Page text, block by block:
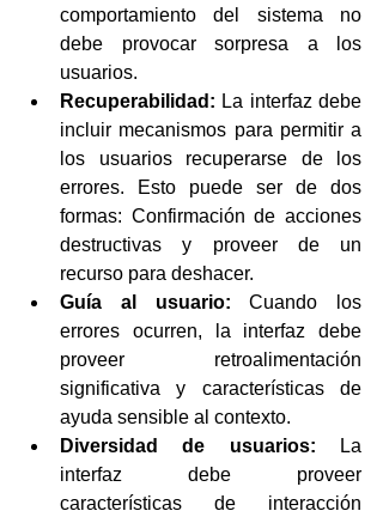
comportamiento del sistema no
debe provocar sorpresa a los
usuarios.
Recuperabilidad: La interfaz debe
incluir mecanismos para permitir a
los usuarios recuperarse de los
errores. Esto puede ser de dos
formas: Confirmación de acciones
destructivas y proveer de un
recurso para deshacer.
Guía al usuario: Cuando los
errores ocurren, la interfaz debe
proveer retroalimentación
significativa y características de
ayuda sensible al contexto.
Diversidad de usuarios: La
interfaz debe proveer
características de interacción